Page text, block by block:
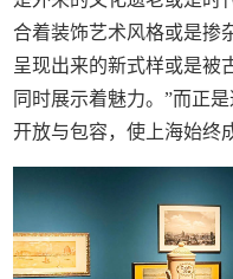
合着装饰艺术风格或是掺
呈现出来的新式样或是被
同时展示着魅力。”而正
开放与包容，使上海始终